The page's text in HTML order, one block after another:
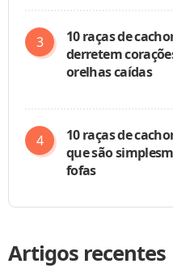
10 raças de
derretem
orelhas caídas
10 raças de
que são
fofas
Artigos recentes